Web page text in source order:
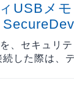
USBメ
、セキュリ
した際は、